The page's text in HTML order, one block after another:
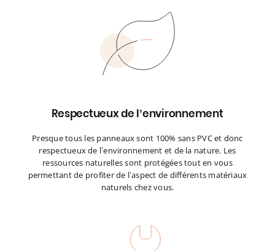
Respectueux de l’environnement
Presque tous les panneaux sont 100% sans PVC et donc
respectueux de l’environnement et de la nature. Les
ressources naturelles sont protégées tout en vous
permettant de profiter de l’aspect de différents matériaux
naturels chez vous.